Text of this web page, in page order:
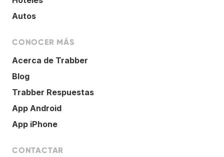
Autos
CONOCER MÁS
Acerca de Trabber
Blog
Trabber Respuestas
App Android
App iPhone
CONTACTAR